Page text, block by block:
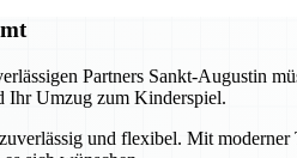
Partners Sankt-Augustin
Ihr Umzug zum Kinderspiel.
und flexibel. Mit